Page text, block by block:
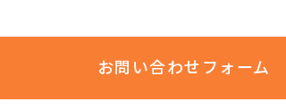
お問い合わせフォーム